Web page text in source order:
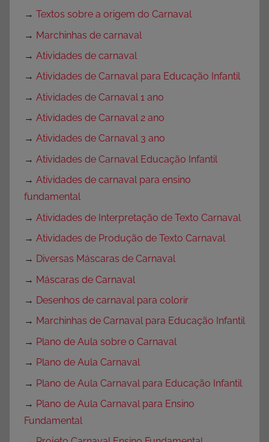
→ Textos sobre a origem do Carnaval
→ Marchinhas de carnaval
→ Atividades de carnaval
→ Atividades de Carnaval para Educação Infantil
→ Atividades de Carnaval 1 ano
→ Atividades de Carnaval 2 ano
→ Atividades de Carnaval 3 ano
→ Atividades de Carnaval Educação Infantil
→ Atividades de carnaval para ensino
fundamental
→ Atividades de Interpretação de Texto Carnaval
→ Atividades de Produção de Texto Carnaval
→ Diversas Máscaras de Carnaval
→ Máscaras de Carnaval
→ Desenhos de carnaval para colorir
→ Marchinhas de Carnaval para Educação Infantil
→ Plano de Aula sobre o Carnaval
→ Plano de Aula Carnaval
→ Plano de Aula Carnaval para Educação Infantil
→ Plano de Aula Carnaval para Ensino
Fundamental